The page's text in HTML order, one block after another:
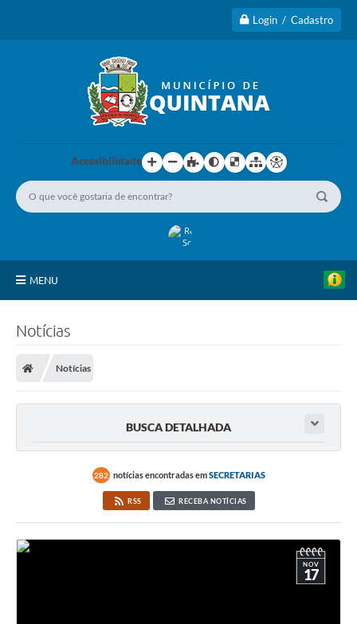
Login / Cadastro
Acessibilidade
MENU
Orçamento Participativo
Notícias
Notícias
BUSCA DETALHADA
282 notícias encontradas emSECRETARIAS
RSS RECEBA NOTÍCIAS
NOV
17